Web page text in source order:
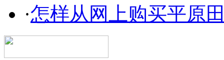
·怎样从网上购买平原